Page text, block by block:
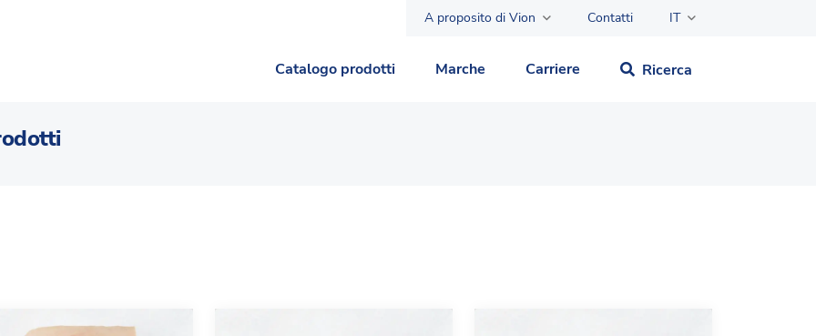
A proposito di Vion Contatti IT
Catalogo prodotti Marche Carriere Ricerca